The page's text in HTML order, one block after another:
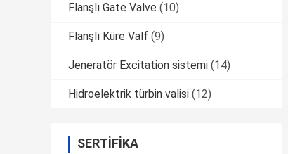
Flanşlı Gate Valve (10)
Flanşlı Küre Valf (9)
Jeneratör Excitation sistemi (14)
Hidroelektrik türbin valisi (12)
SERTIFIKA